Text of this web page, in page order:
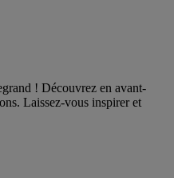
! Découvrez en avant-
Laissez-vous inspirer et